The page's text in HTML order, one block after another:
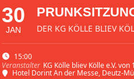
15:00
Veranstalter KG Kölle bliev Kölle e.V. von
Hotel Dorint An der Messe, Deutz-
30
JAN DER KG KÖLLE BLIEV